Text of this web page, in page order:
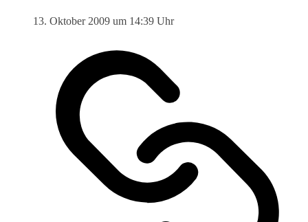
13. Oktober 2009 um 14:39 Uhr